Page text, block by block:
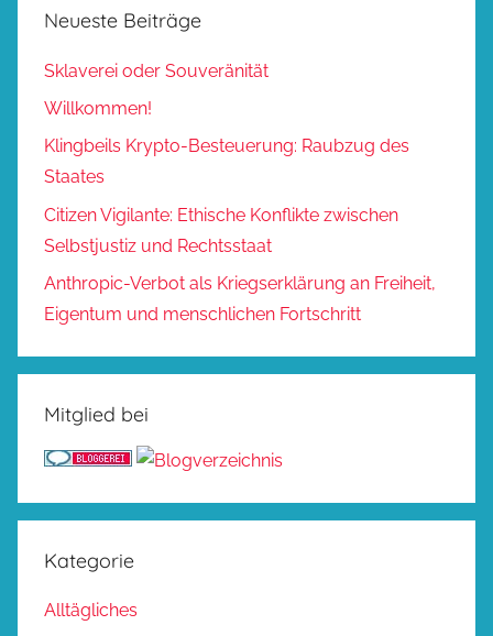
Neueste Beiträge
Sklaverei oder Souveränität
Willkommen!
Klingbeils Krypto-Besteuerung: Raubzug des
Staates
Citizen Vigilante: Ethische Konflikte zwischen
Selbstjustiz und Rechtsstaat
Anthropic-Verbot als Kriegserklärung an Freiheit,
Eigentum und menschlichen Fortschritt
Mitglied bei
Kategorie
Alltägliches